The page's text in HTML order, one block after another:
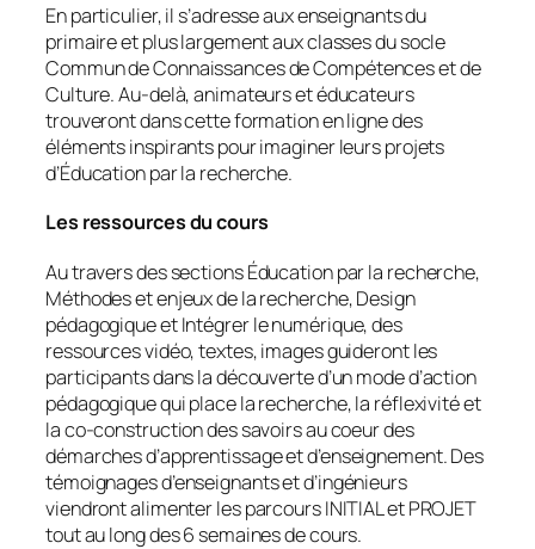
En particulier, il s’adresse aux enseignants du
primaire et plus largement aux classes du socle
Commun de Connaissances de Compétences et de
Culture. Au-delà, animateurs et éducateurs
trouveront dans cette formation en ligne des
éléments inspirants pour imaginer leurs projets
d’Éducation par la recherche.
Les ressources du cours
Au travers des sectionsÉducation par la recherche,
Méthodes et enjeux de la recherche, Design
pédagogiqueetIntégrer le numérique, des
ressources vidéo, textes, images guideront les
participants dans la découverte d’un mode d’action
pédagogique qui place la recherche, la réflexivité et
la co-construction des savoirs au coeur des
démarches d’apprentissage et d’enseignement. Des
témoignages d’enseignants et d’ingénieurs
viendront alimenter lesparcours INITIAL et PROJET
tout au long des 6 semaines de cours.